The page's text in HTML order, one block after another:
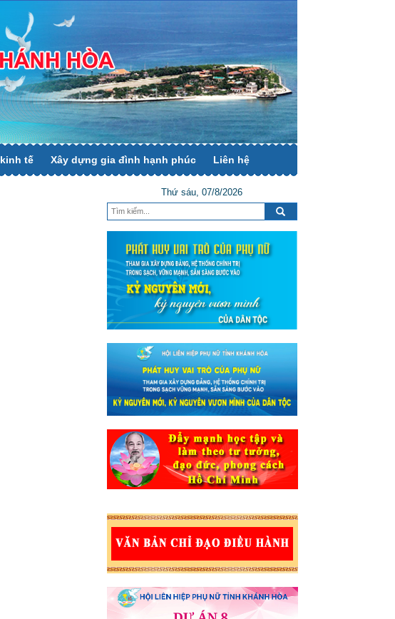
tế Xây dựng gia đình hạnh phúc Liên hệ
Thứ sáu, 07/8/2026